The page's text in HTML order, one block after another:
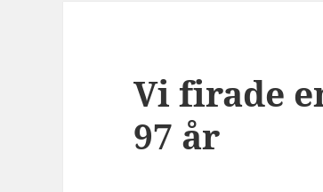
Vi firade
97 år